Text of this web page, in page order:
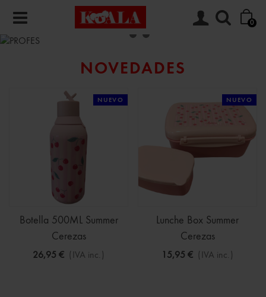
0
NOVEDADES
NUEVO
Botella 500ML Summer
Cerezas
26,95 € (IVA inc.)
NUEVO
Lunche Box Summer
Cerezas
15,95 € (IVA inc.)